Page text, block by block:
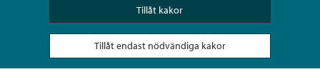
Tillåt kakor
Tillåt endast nödvändiga kakor